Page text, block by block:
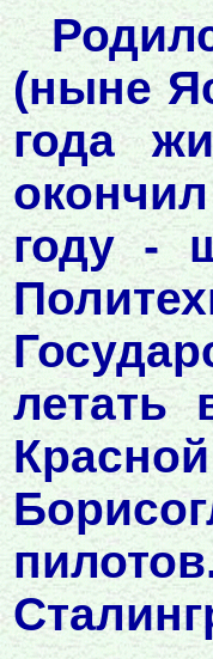
(ныне
года
году -
летать